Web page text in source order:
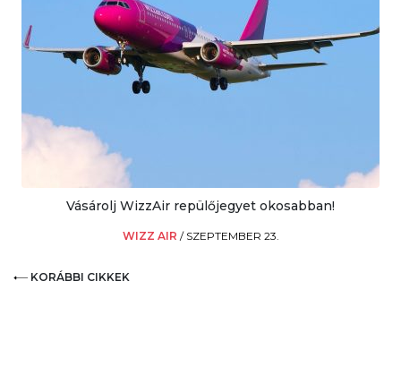
Vásárolj WizzAir repülőjegyet okosabban!
WIZZ AIR / SZEPTEMBER 23.
KORÁBBI CIKKEK